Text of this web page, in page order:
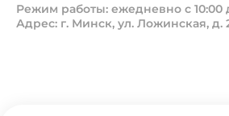
Режим работы: ежедневно с 10:00
Адрес: г. Минск, ул. Ложинская, д.